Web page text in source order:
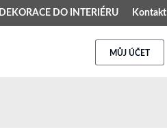
DEKORACE DO INTERIÉRU Kontakt
MŮJ ÚČET